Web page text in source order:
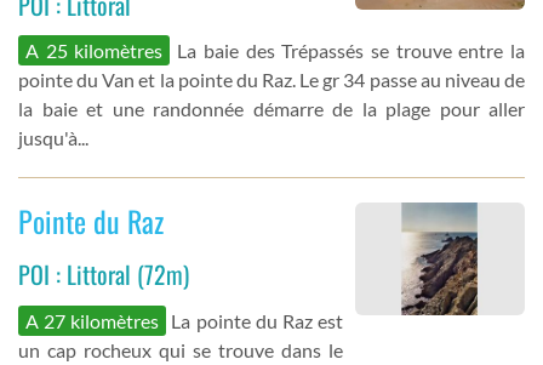
A 25 kilomètres
La baie des Trépassés se trouve entre la
pointe du Van et la pointe du Raz. Le gr 34 passe au niveau de
la baie et une randonnée démarre de la plage pour aller
jusqu'à...
Pointe du Raz
POI : Littoral (72m)
A 27 kilomètres La pointe du Raz est
un cap rocheux qui se trouve dans le